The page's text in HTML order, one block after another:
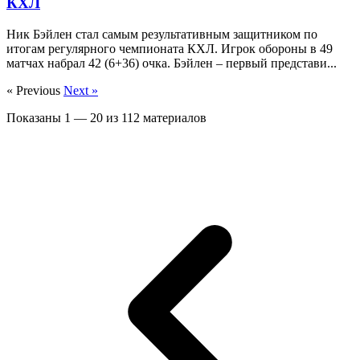
Ник Бэйлен стал самым результативным защитником по
итогам регулярного чемпионата КХЛ. Игрок обороны в 49
матчах набрал 42 (6+36) очка. Бэйлен – первый представи...
« Previous Next »
Показаны 1 — 20 из 112 материалов